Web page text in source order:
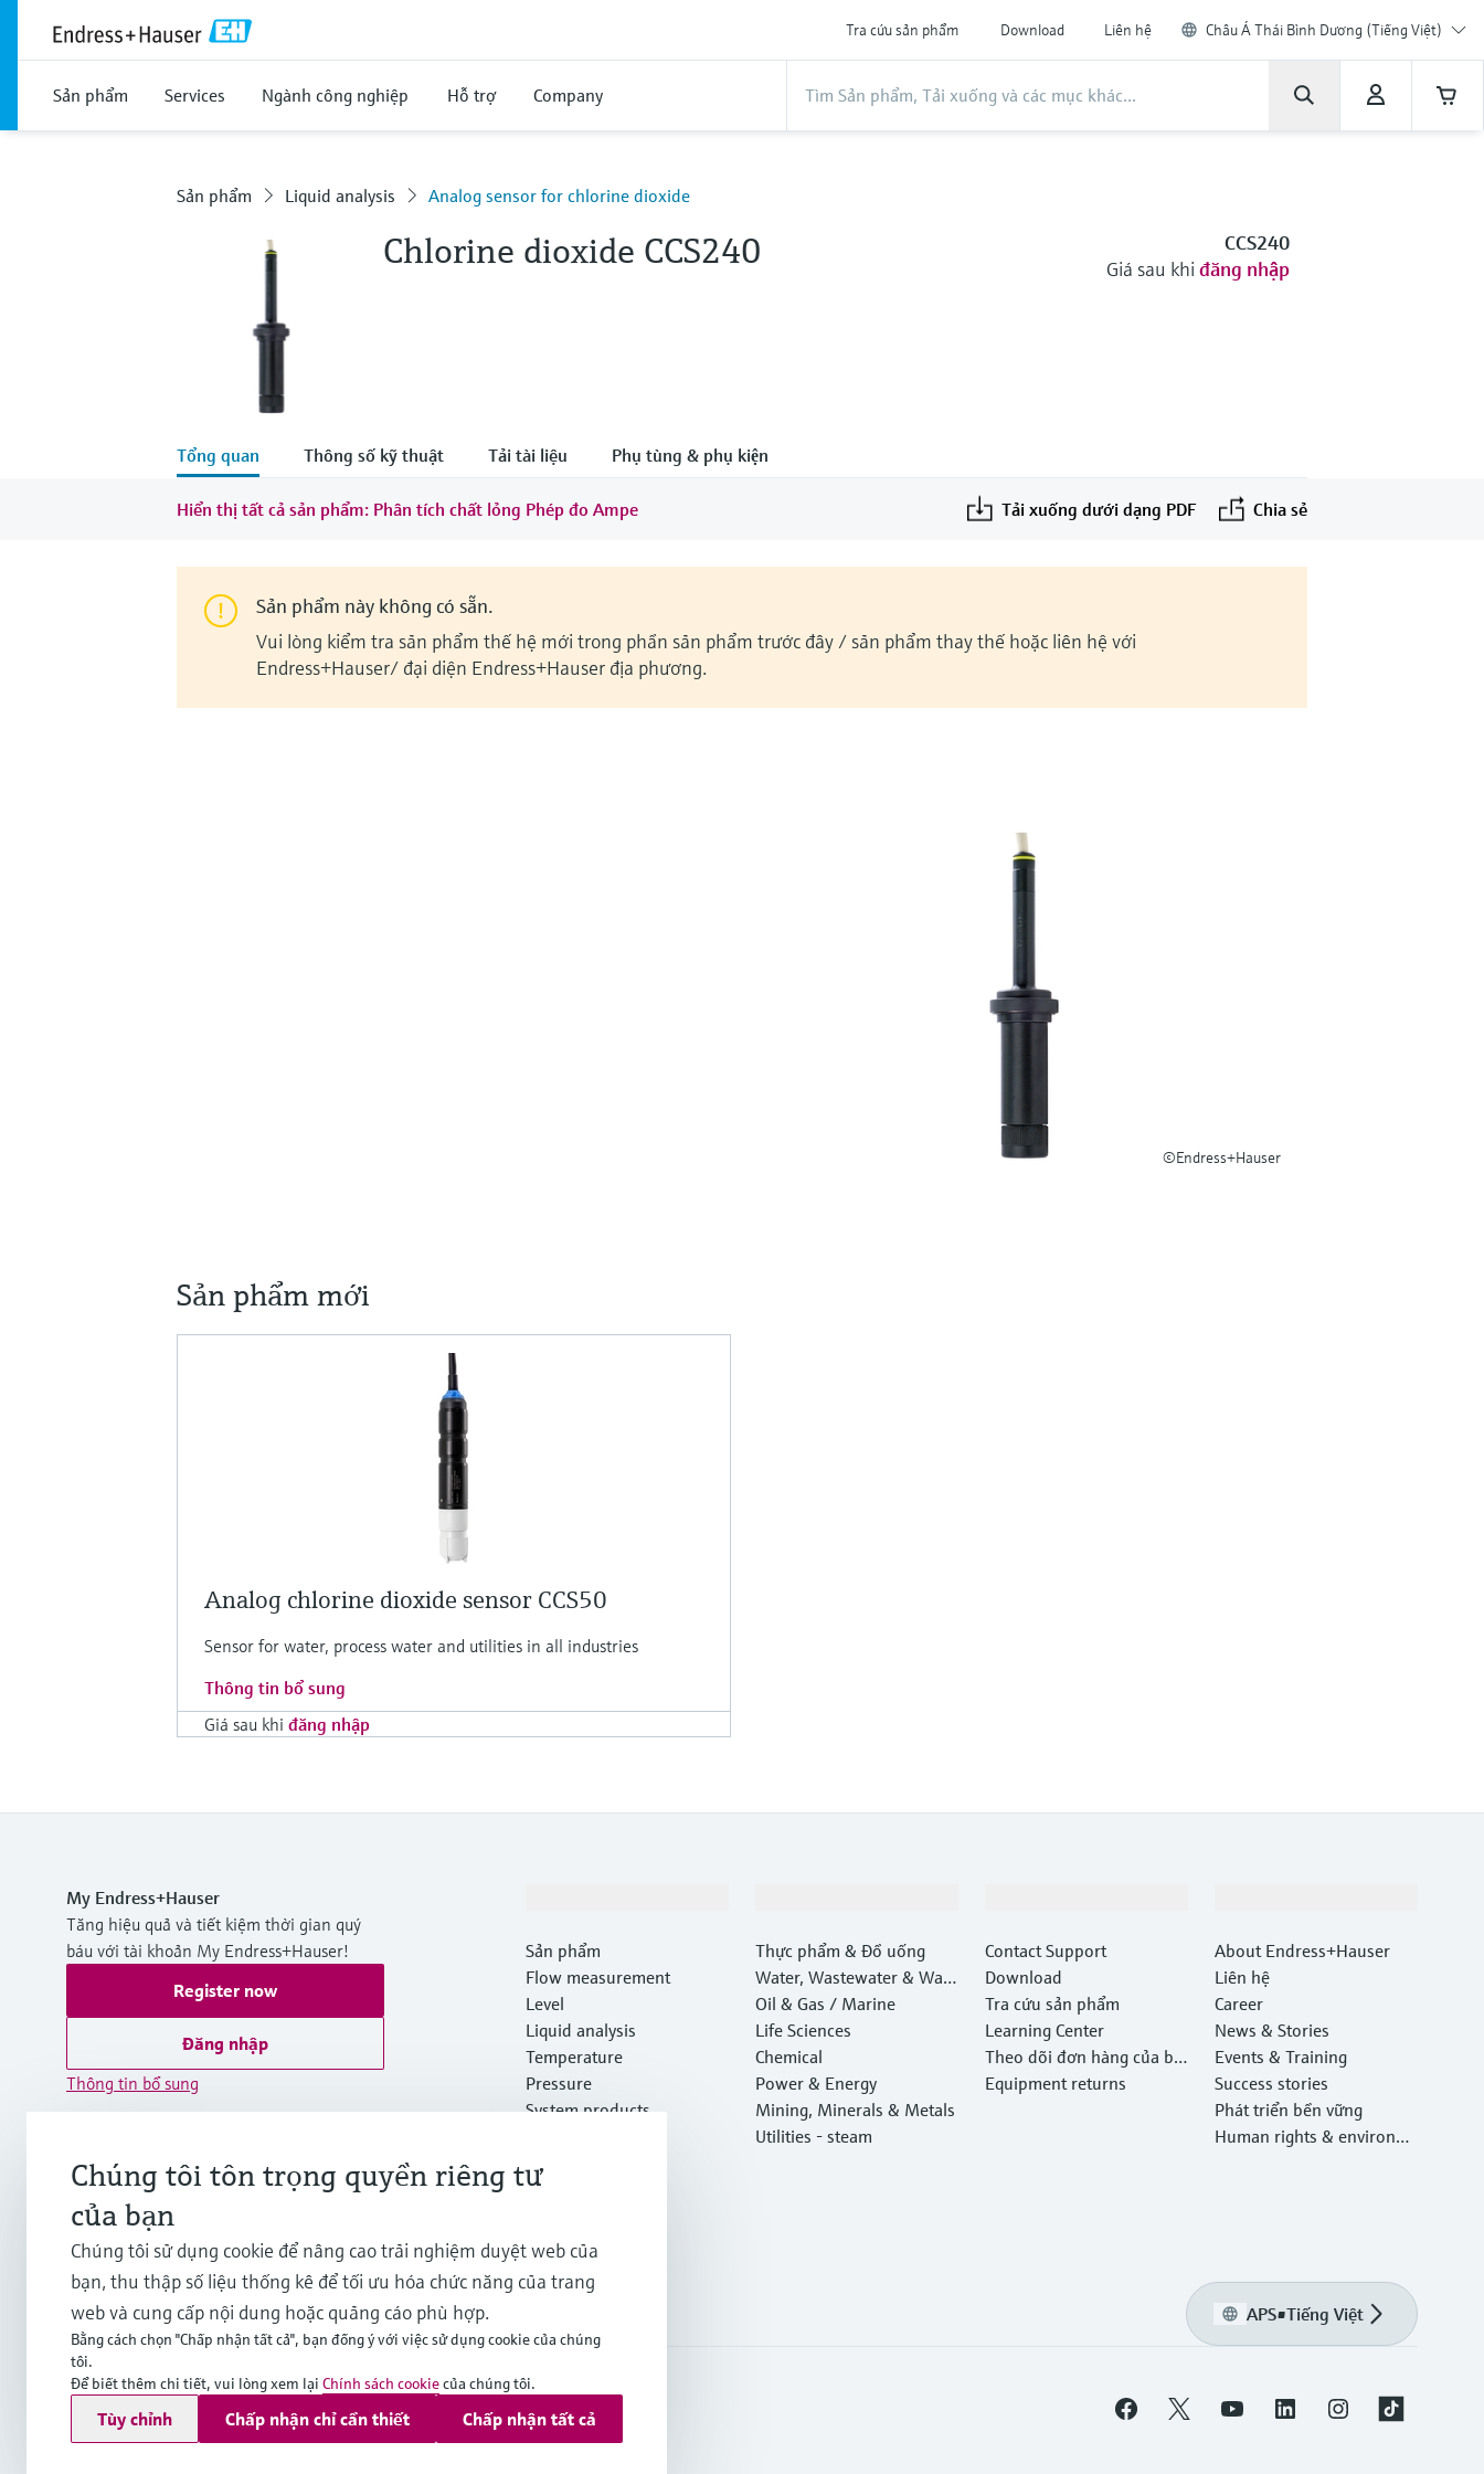
Tra cứu sản phẩm Download Liên hệ Châu Á Thái Bình Dương (Tiếng Việt)
Sản phẩm Services Ngành công nghiệp Hỗ trợ Company
Sản phẩm Liquid analysis Analog sensor for chlorine dioxide
Chlorine dioxide CCS240
CCS240
Giá sau khi đăng nhập
Tổng quan Thông số kỹ thuật Tải tài liệu Phụ tùng & phụ kiện
Hiển thị tất cả sản phẩm: Phân tích chất lỏng Phép đo Ampe Tải xuống dưới dạng PDF Chia sẻ
Sản phẩm này không có sẵn.
Vui lòng kiểm tra sản phẩm thế hệ mới trong phần sản phẩm trước đây / sản phẩm thay thế hoặc liên hệ với
Endress+Hauser/ đại diện Endress+Hauser địa phương.
©Endress+Hauser
Sản phẩm mới
Analog chlorine dioxide sensor CCS50
Sensor for water, process water and utilities in all industries
Thông tin bổ sung
Giá sau khi đăng nhập
My Endress+Hauser
Tăng hiệu quả và tiết kiệm thời gian quý
báu với tài khoản My Endress+Hauser!
Register now
Đăng nhập
Thông tin bổ sung
Việt Nam
+84 28 3842 0026
info.vn@endress.com
Sản phẩm
Flow measurement
Level
Liquid analysis
Temperature
Pressure
System products
Software
Tra cứu sản phẩm
Thực phẩm & Đồ uống
Water, Wastewater & Wast
e
Oil & Gas / Marine
Life Sciences
Chemical
Power & Energy
Mining, Minerals & Metals
Utilities - steam
Contact Support
Download
Tra cứu sản phẩm
Learning Center
Theo dõi đơn hàng của bạ
n
Equipment returns
About Endress+Hauser
Liên hệ
Career
News & Stories
Events & Training
Success stories
Phát triển bền vững
Human rights & environm
APS•Tiếng Việt
Bản quyền © Endress+Hauser Group Services AG
ImprintTerms of use Data ProtectionGeneral Terms and Conditions
Chúng tôi tôn trọng quyền riêng tư
của bạn
Chúng tôi sử dụng cookie để nâng cao trải nghiệm duyệt web của
bạn, thu thập số liệu thống kê để tối ưu hóa chức năng của trang
web và cung cấp nội dung hoặc quảng cáo phù hợp.
Bằng cách chọn "Chấp nhận tất cả", bạn đồng ý với việc sử dụng cookie của chúng
tôi.
Để biết thêm chi tiết, vui lòng xem lại Chính sách cookiecủa chúng tôi.
Tùy chỉnh Chấp nhận chỉ cần thiết Chấp nhận tất cả